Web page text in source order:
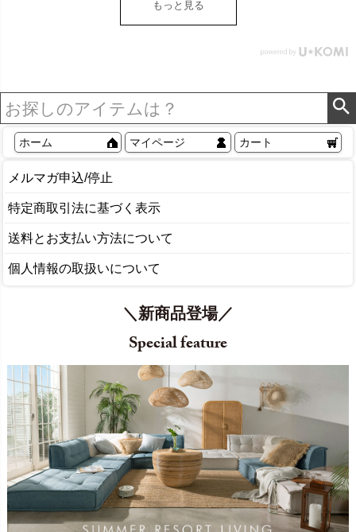
リア アジアン [84302] ホ
もっと見る
ホーム マイページ カート
メルマガ申込/停止
特定商取引法に基づく表示
送料とお支払い方法について
個人情報の取扱いについて
＼新商品登場／
Special feature